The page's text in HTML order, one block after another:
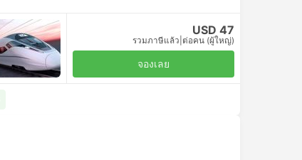
USD 47
รวมภาษีแล้ว ต่อคน (ผู้ใหญ่)
จองเลย